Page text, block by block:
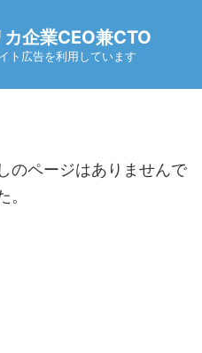
企業CEO兼CTO
ト広告を利用しています
のページはありませんで
。